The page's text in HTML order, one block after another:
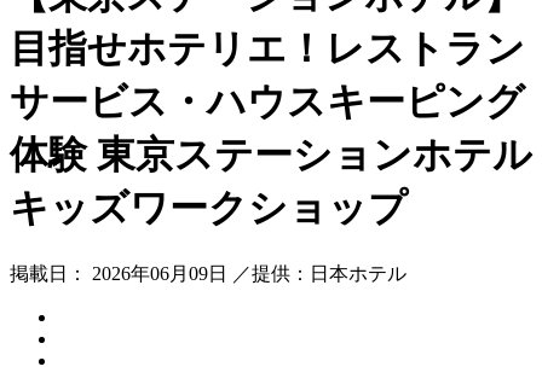
目指せホテリエ！レストラン
サービス・ハウスキーピング
体験 東京ステーションホテル
キッズワークショップ
掲載日： 2026年06月09日 ／提供：日本ホテル